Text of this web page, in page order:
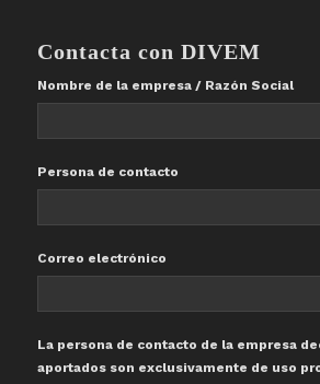
Contacta con DIVEM
Nombre de la empresa / Razón Social
Persona de contacto
Correo electrónico
La persona de contacto de la empresa
aportados son exclusivamente de uso